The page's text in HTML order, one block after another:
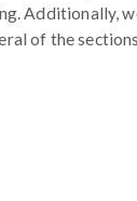
Additionally,
of the